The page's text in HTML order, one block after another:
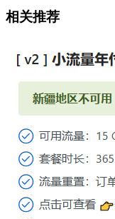
相关推荐